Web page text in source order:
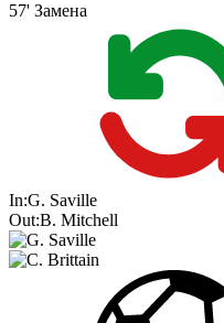
57' Замена
In:G. Saville
Out:B. Mitchell